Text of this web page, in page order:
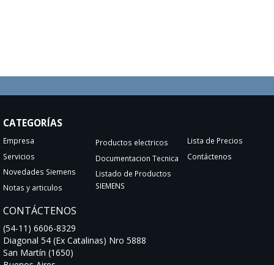
CATEGORÍAS
Empresa
Servicios
Novedades Siemens
Notas y articulos
Productos electricos
Documentacion Tecnica
Listado de Productos
SIEMENS
Lista de Precios
Contáctenos
CONTÁCTENOS
(54-11) 6606-8329
Diagonal 54 (Ex Catalinas) Nro 5888
San Martín (1650)